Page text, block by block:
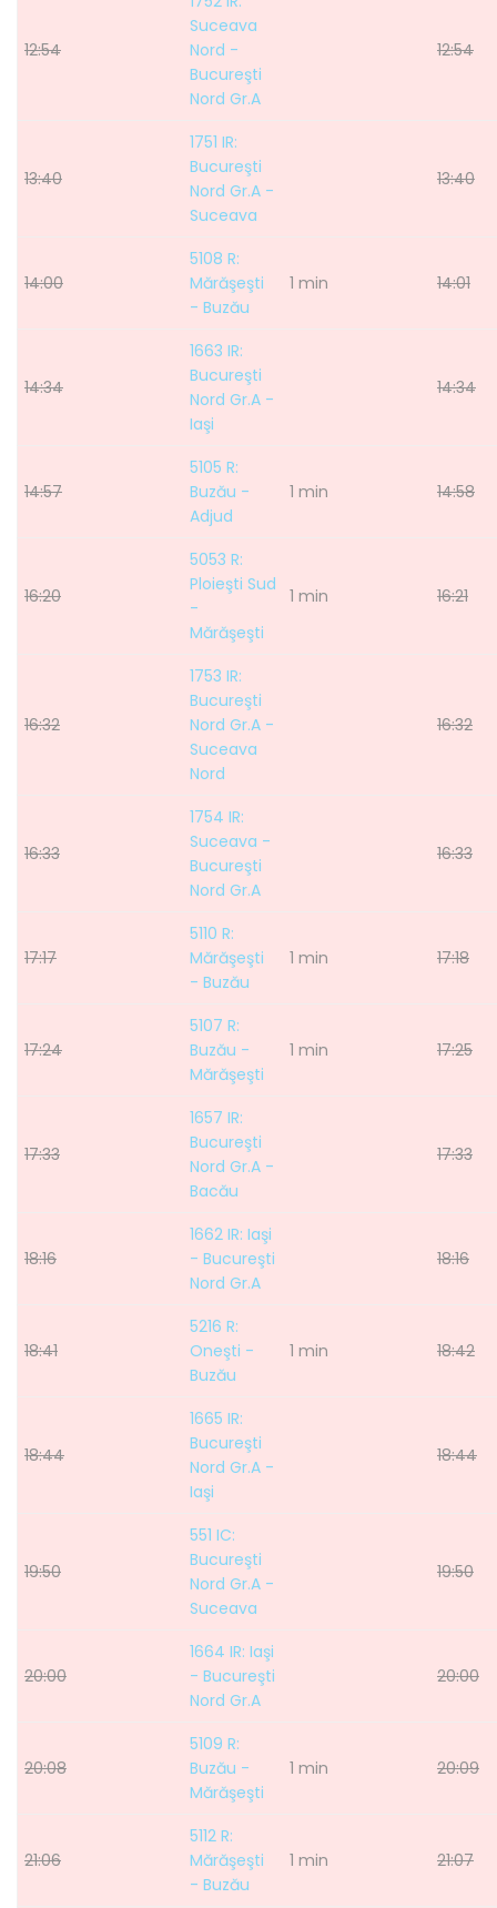
12:54
Suceava
Nord -
Bucureşti
Nord Gr.A
12:54
13:40
1751 IR:
Bucureşti
Nord Gr.A -
Suceava
13:40
14:00
5108 R:
Mărăşeşti
- Buzău
1 min 14:01
14:34
1663 IR:
Bucureşti
Nord Gr.A -
Iaşi
14:34
14:57
5105 R:
Buzău -
Adjud
1 min 14:58
16:20
5053 R:
Ploieşti Sud
-
Mărăşeşti
1 min 16:21
16:32
1753 IR:
Bucureşti
Nord Gr.A -
Suceava
Nord
16:32
16:33
1754 IR:
Suceava -
Bucureşti
Nord Gr.A
16:33
17:17
5110 R:
Mărăşeşti
- Buzău
1 min 17:18
17:24
5107 R:
Buzău -
Mărăşeşti
1 min 17:25
17:33
1657 IR:
Bucureşti
Nord Gr.A -
Bacău
17:33
18:16
1662 IR: Iaşi
- Bucureşti
Nord Gr.A
18:16
18:41
5216 R:
Oneşti -
Buzău
1 min 18:42
18:44
1665 IR:
Bucureşti
Nord Gr.A -
Iaşi
18:44
19:50
551 IC:
Bucureşti
Nord Gr.A -
Suceava
19:50
20:00
1664 IR: Iaşi
- Bucureşti
Nord Gr.A
20:00
20:08
5109 R:
Buzău -
Mărăşeşti
1 min 20:09
21:06
5112 R:
Mărăşeşti
- Buzău
1 min 21:07